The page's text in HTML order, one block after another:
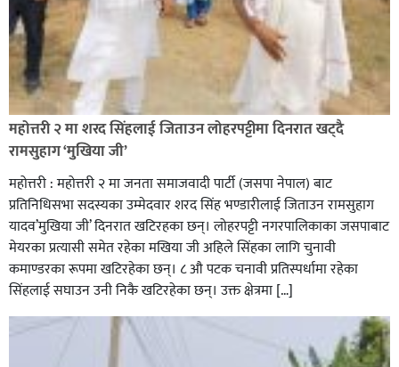
रक्तदान सेवामा जिल्लामै दोस्रो स्थान ल्याएकोमा जनमत नेताद्वय
रेडक्रस सिराहा द्वारा सम्मानित
सिराहाको औरहीमा जेन-जी भेला सम्पन्न
महोत्तरी २ मा शरद सिंहलाई जिताउन लोहरपट्टीमा दिनरात खट्दै
रामसुहाग ‘मुखिया जी’
महोत्तरी : महोत्तरी २ मा जनता समाजवादी पार्टी (जसपा नेपाल) बाट
प्रतिनिधिसभा सदस्यका उम्मेदवार शरद सिंह भण्डारीलाई जिताउन रामसुहाग
यादव’मुखिया जी’ दिनरात खटिरहका छन्। लोहरपट्टी नगरपालिकाका जसपाबाट
मेयरका प्रत्यासी समेत रहेका मखिया जी अहिले सिंहका लागि चुनावी
कमाण्डरका रूपमा खटिरहेका छन्। ८ औ पटक चनावी प्रतिस्पर्धामा रहेका
सिंहलाई सघाउन उनी निकै खटिरहेका छन्। उक्त क्षेत्रमा […]